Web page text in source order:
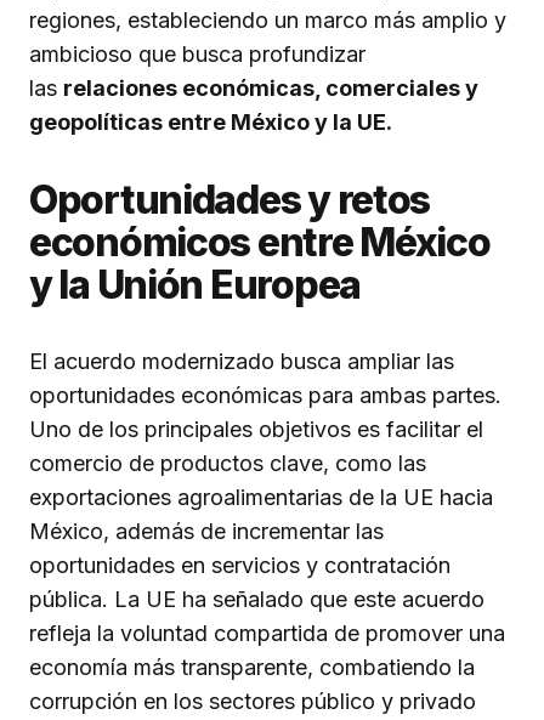
regiones, estableciendo un marco más amplio y
ambicioso que busca profundizar
las relaciones económicas, comerciales y
geopolíticas entre México y la UE.
Oportunidades y retos
económicos entre México
y la Unión Europea
El acuerdo modernizado busca ampliar las
oportunidades económicas para ambas partes.
Uno de los principales objetivos es facilitar el
comercio de productos clave, como las
exportaciones agroalimentarias de la UE hacia
México, además de incrementar las
oportunidades en servicios y contratación
pública. La UE ha señalado que este acuerdo
refleja la voluntad compartida de promover una
economía más transparente, combatiendo la
corrupción en los sectores público y privado